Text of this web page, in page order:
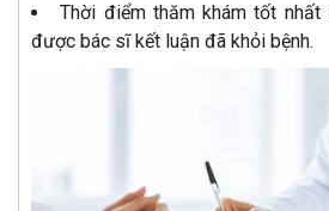
Thời điểm thăm khám tốt
được bác sĩ kết luận đã khỏi bệnh.